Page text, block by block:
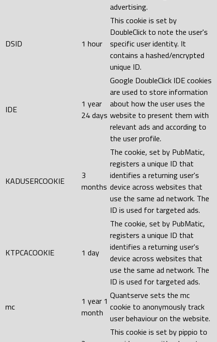
advertising.
DSID 1 hour
This cookie is set by
DoubleClick to note the user's
specific user identity. It
contains a hashed/encrypted
unique ID.
IDE
1 year
24 days
Google DoubleClick IDE cookies
are used to store information
about how the user uses the
website to present them with
relevant ads and according to
the user profile.
KADUSERCOOKIE
3
months
The cookie, set by PubMatic,
registers a unique ID that
identifies a returning user's
device across websites that
use the same ad network. The
ID is used for targeted ads.
KTPCACOOKIE 1 day
The cookie, set by PubMatic,
registers a unique ID that
identifies a returning user's
device across websites that
use the same ad network. The
ID is used for targeted ads.
mc
1 year 1
month
Quantserve sets the mc
cookie to anonymously track
user behaviour on the website.
This cookie is set by pippio to